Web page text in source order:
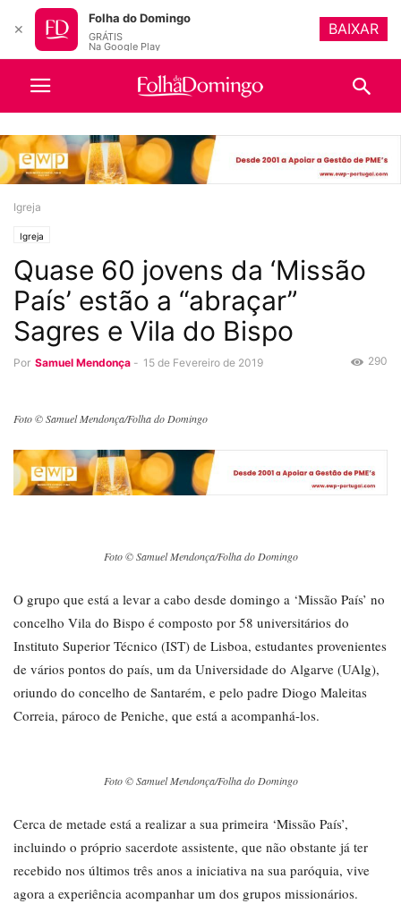
Igreja
Igreja
Quase 60 jovens da ‘Missão
País’ estão a “abraçar”
Sagres e Vila do Bispo
Por Samuel Mendonça - 15 de Fevereiro de 2019 290
Foto © Samuel Mendonça/Folha do Domingo
Foto © Samuel Mendonça/Folha do Domingo
O grupo que está a levar a cabo desde domingo a ‘Missão País’ no
concelho Vila do Bispo é composto por 58 universitários do
Instituto Superior Técnico (IST) de Lisboa, estudantes provenientes
de vários pontos do país, um da Universidade do Algarve (UAlg),
oriundo do concelho de Santarém, e pelo padre Diogo Maleitas
Correia, pároco de Peniche, que está a acompanhá-los.
Foto © Samuel Mendonça/Folha do Domingo
Cerca de metade está a realizar a sua primeira ‘Missão País’,
incluindo o próprio sacerdote assistente, que não obstante já ter
recebido nos últimos três anos a iniciativa na sua paróquia, vive
agora a experiência acompanhar um dos grupos missionários.
✕
Folha do Domingo
GRÁTIS
Na Google Play
BAIXAR